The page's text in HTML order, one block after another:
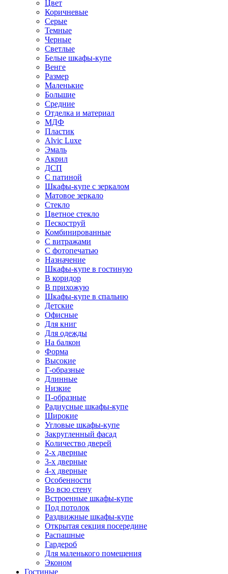
Цвет
Коричневые
Серые
Темные
Черные
Светлые
Белые шкафы-купе
Венге
Размер
Маленькие
Большие
Средние
Отделка и материал
МДФ
Пластик
Alvic Luxe
Эмаль
Акрил
ДСП
С патиной
Шкафы-купе с зеркалом
Матовое зеркало
Стекло
Цветное стекло
Пескоструй
Комбинированные
С витражами
С фотопечатью
Назначение
Шкафы-купе в гостиную
В коридор
В прихожую
Шкафы-купе в спальню
Детские
Офисные
Для книг
Для одежды
На балкон
Форма
Высокие
Г-образные
Длинные
Низкие
П-образные
Радиусные шкафы-купе
Широкие
Угловые шкафы-купе
Закругленный фасад
Количество дверей
2-х дверные
3-х дверные
4-х дверные
Особенности
Во всю стену
Встроенные шкафы-купе
Под потолок
Раздвижные шкафы-купе
Открытая секция посередине
Распашные
Гардероб
Для маленького помещения
Эконом
Гостиные